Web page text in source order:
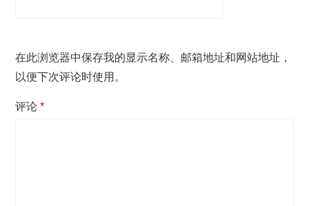
在此浏览器中保存我的显示名称、邮箱地址和网站地址，
以便下次评论时使用。
评论*